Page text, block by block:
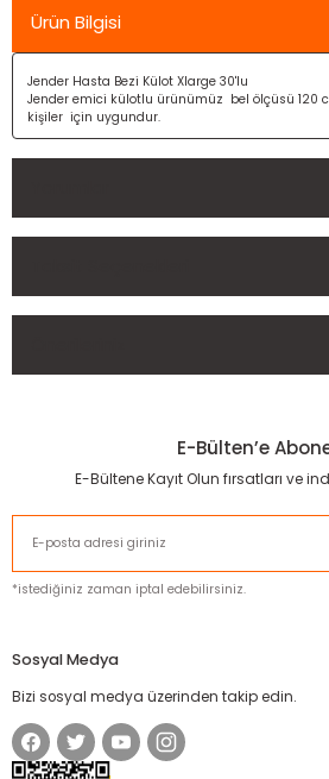
Ürün Bilgisi
Jender Hasta Bezi Külot Xlarge 30'lu
Jender emici külotlu ürünümüz bel ölçüsü 120
kişiler için uygundur.
kullanarak tarafımıza iletebilirsiniz.
Görüş ve önerileriniz için teşekkür
Ürün resmi kalitesiz, bozuk veya
Ürün açıklamasında eksik bilgiler
Ürün bilgilerinde hatalar bulunuyor.
Bu ürüne benzer farklı alternatifler
E-Bülten’e
E-Bültene Kayıt Olun fırsatları ve
*istediğiniz zaman iptal edebilirsiniz.
Sosyal Medya
Bizi sosyal medya üzerinden takip edin.